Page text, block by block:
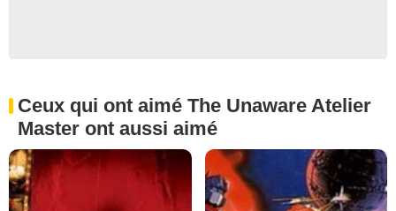
Ceux qui ont aimé The Unaware Atelier
Master ont aussi aimé